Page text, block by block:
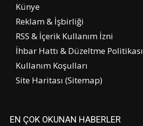
Künye
Reklam & İşbirliği
RSS & İçerik Kullanım İzni
İhbar Hattı & Düzeltme Politikası
Kullanım Koşulları
Site Haritası (Sitemap)
EN ÇOK OKUNAN HABERLER